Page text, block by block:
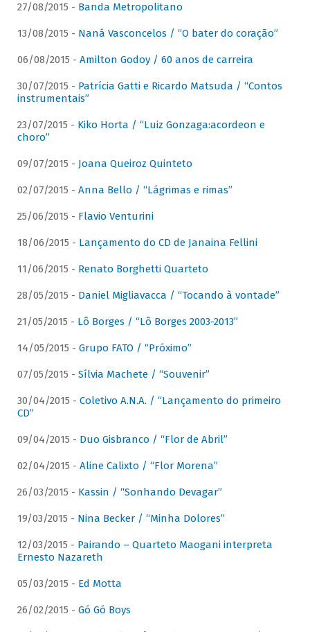
27/08/2015 - Banda Metropolitano
13/08/2015 - Naná Vasconcelos / “O bater do coração”
06/08/2015 - Amilton Godoy / 60 anos de carreira
30/07/2015 - Patrícia Gatti e Ricardo Matsuda / “Contos
instrumentais”
23/07/2015 - Kiko Horta / “Luiz Gonzaga:acordeon e
choro”
09/07/2015 - Joana Queiroz Quinteto
02/07/2015 - Anna Bello / “Lágrimas e rimas”
25/06/2015 - Flavio Venturini
18/06/2015 - Lançamento do CD de Janaina Fellini
11/06/2015 - Renato Borghetti Quarteto
28/05/2015 - Daniel Migliavacca / “Tocando à vontade”
21/05/2015 - Lô Borges / “Lô Borges 2003-2013”
14/05/2015 - Grupo FATO / “Próximo”
07/05/2015 - Sílvia Machete / “Souvenir”
30/04/2015 - Coletivo A.N.A. / “Lançamento do primeiro
CD”
09/04/2015 - Duo Gisbranco / “Flor de Abril”
02/04/2015 - Aline Calixto / “Flor Morena”
26/03/2015 - Kassin / “Sonhando Devagar”
19/03/2015 - Nina Becker / “Minha Dolores”
12/03/2015 - Pairando – Quarteto Maogani interpreta
Ernesto Nazareth
05/03/2015 - Ed Motta
26/02/2015 - Gó Gó Boys